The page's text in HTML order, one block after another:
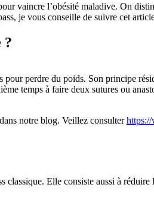
vaincre l’obésité maladive. On
je vous conseille de suivre cet
?
pour perdre du poids. Son principe
temps à faire deux sutures ou
notre blog. Veillez consulter
Elle consiste aussi à